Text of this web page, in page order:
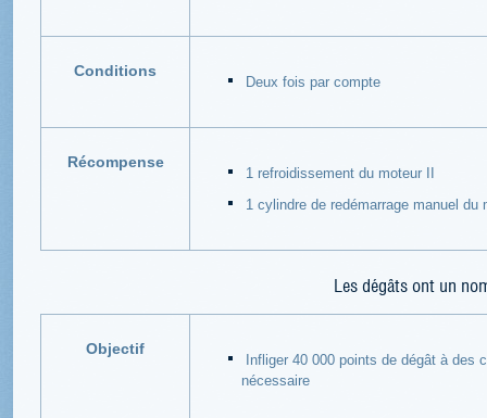
Conditions
Deux fois par compte
Récompense
1 refroidissement du moteur II
1 cylindre de redémarrage manuel du
Les dégâts ont un
Objectif
Infliger 40 000 points de dégât à des
nécessaire